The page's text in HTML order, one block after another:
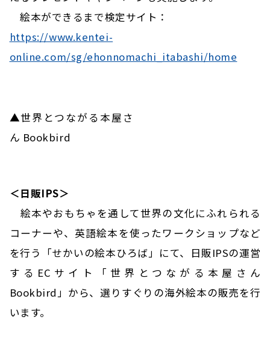
絵本ができるまで検定サイト：
https://www.kentei-
online.com/sg/ehonnomachi_itabashi/home
▲世界とつながる本屋さ
ん Bookbird
＜日販IPS＞
絵本やおもちゃを通して世界の文化にふれられる
コーナーや、英語絵本を使ったワークショップなど
を行う「せかいの絵本ひろば」にて、日販IPSの運営
するECサイト「世界とつながる本屋さん
Bookbird」から、選りすぐりの海外絵本の販売を行
います。